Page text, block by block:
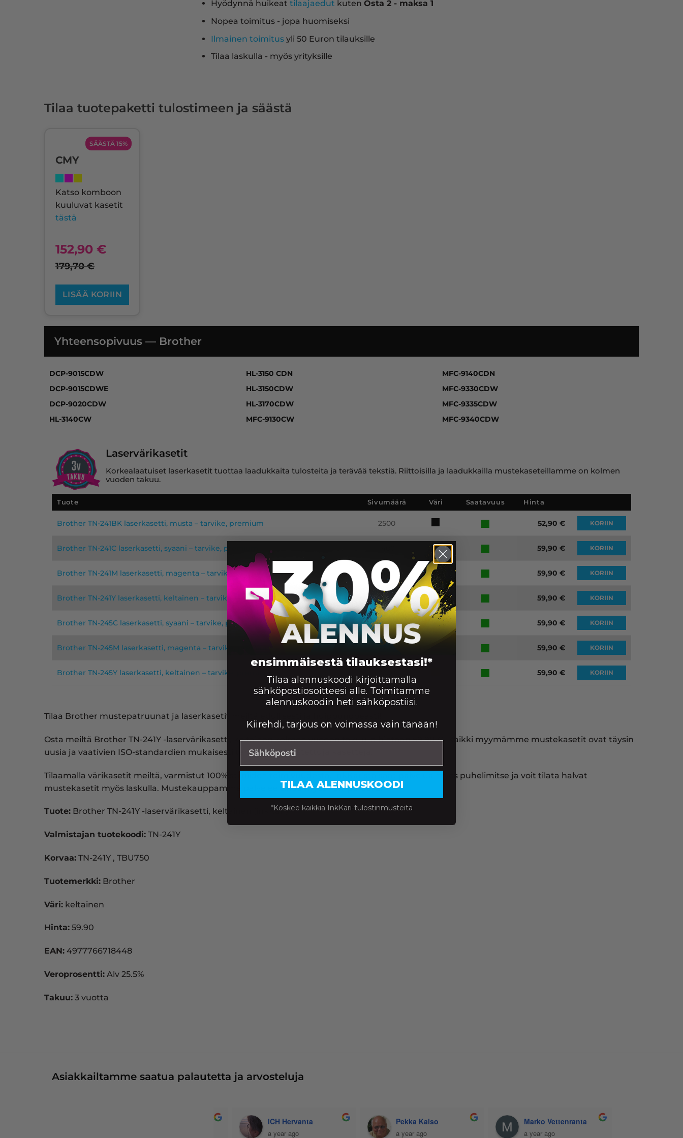
Hyödynnä huikeattilaajaedut kutenOsta 2 - maksa 1
Nopea toimitus - jopa huomiseksi
Ilmainen toimitus yli 50 Euron tilauksille
Tilaa laskulla - myös yrityksille
Tilaa tuotepaketti tulostimeen ja säästä
SÄÄSTÄ 15%
CMY
Katso komboon
kuuluvat kasetit
tästä
152,90 €
179,70€
LISÄÄ KORIIN
Yhteensopivuus — Brother
DCP-9015CDW
DCP-9015CDWE
DCP-9020CDW
HL-3140CW
HL-3150 CDN
HL-3150CDW
HL-3170CDW
MFC-9130CW
MFC-9140CDN
MFC-9330CDW
MFC-9335CDW
MFC-9340CDW
Laservärikasetit
Korkealaatuiset laserkasetit tuottaa laadukkaita tulosteita ja terävää tekstiä. Riittoisilla ja laadukkailla mustekaseteillamme on kolmen
vuoden takuu.
Tuote Sivumäärä Väri Saatavuus Hinta
Brother TN-241BK laserkasetti, musta – tarvike, premium 2500 52,90€ KORIIN
Brother TN-241C laserkasetti, syaani – tarvike, premium 59,90€ KORIIN
Brother TN-241M laserkasetti, magenta – tarvike, premium 1400 59,90€ KORIIN
Brother TN-241Y laserkasetti, keltainen – tarvike, premium 1400 59,90€ KORIIN
Brother TN-245C laserkasetti, syaani – tarvike, premium 2200 59,90€ KORIIN
Brother TN-245M laserkasetti, magenta – tarvike, premium 59,90€ KORIIN
Brother TN-245Y laserkasetti, keltainen – tarvike, premium 59,90€ KORIIN
Tilaa Brother mustepatruunat ja laserkasetit meiltä edullisesti ja huippunopeasti!
Osta meiltä Brother TN-241Y -laservärikasetti, keltainen kolmen vuoden takuulla hintaan 59.90 €. Kaikki myymämme mustekasetit ovat täysin
uusia ja vaativien ISO-standardien mukaisesti tehtaalla valmistettuja kasetteja.
Tilaamalla värikasetit meiltä, varmistut 100%:sti niiden toimivuudesta. InkKarista saat palvelua myös puhelimitse ja voit tilata halvat
mustekasetit myös laskulla. Mustekauppamme palvelee sinua myös Tampereella.
Tuote: Brother TN-241Y -laservärikasetti, keltainen (inkKari)
Valmistajan tuotekoodi: TN-241Y
Korvaa: TN-241Y , TBU750
Tuotemerkki: Brother
Väri: keltainen
Hinta: 59.90
EAN: 4977766718448
Veroprosentti: Alv 25.5%
Takuu: 3 vuotta
Asiakkailtamme saatua palautetta ja arvosteluja
Jussi Käteinen
11 months ago
Senja Bunda
a year ago
ICH Hervanta
a year ago
ensimmäisestä tilauksestasi!*
Tilaa alennuskoodi kirjoittamalla
sähköpostiosoitteesi alle. Toimitamme
alennuskoodin heti sähköpostiisi.
Kiirehdi, tarjous on voimassa vain tänään!
TILAA ALENNUSKOODI
*Koskee kaikkia InkKari-tulostinmusteita